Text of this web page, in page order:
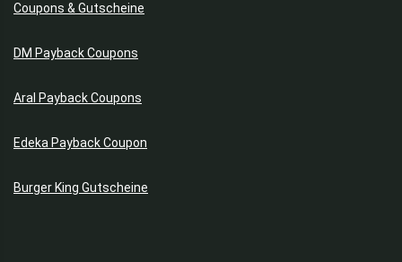
Coupons & Gutscheine
DM Payback Coupons
Aral Payback Coupons
Edeka Payback Coupon
Burger King Gutscheine